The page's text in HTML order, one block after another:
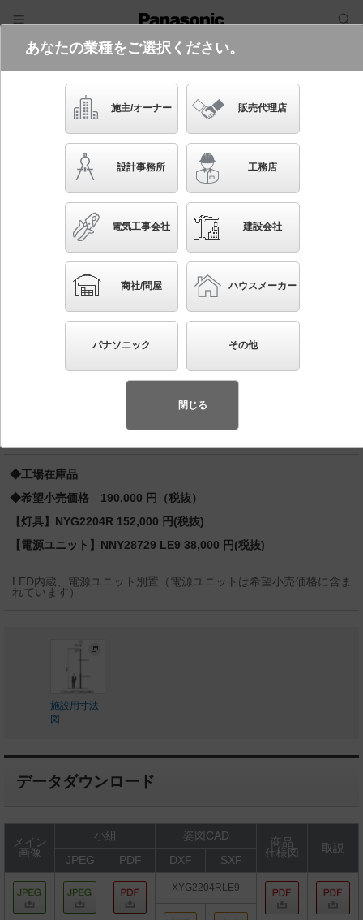
電気・建築設備（ビジネス）
フリーワード
品番・キーワード
かんたん照度計算
XYG2204R LE9
リニューアル用 ポール取付型 LED（電球色） モー
ルライト 円筒タイプ・アクリルグローブ・電源別置
型 防まつ型（灯具のみ） KAELUMINA（カエルミ
ナ） 水銀灯400形1灯器具相当／水銀灯300形1灯器具相
要望にお応えできる商品群です。）
◆工場在庫品
◆希望小売価格 190,000 円（税抜）
【灯具】NYG2204R 152,000 円(税抜)
【電源ユニット】NNY28729 LE9 38,000 円(税抜)
LED内蔵、電源ユニット別置（電源ユニットは希望小売価格に含ま
れています）
施設用寸法
図
データダウンロード
メイン
画像
小組 姿図CAD
商品
仕様図
取説
JPEG
PDF DXF SXF
XYG2204RLE9
あなたの業種をご選択ください。
施主/オーナー 販売代理店
設計事務所 工務店
電気工事会社 建設会社
商社/問屋 ハウスメーカー
パナソニック その他
閉じる